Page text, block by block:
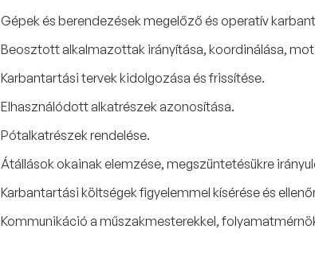
Gépek és berendezések megelőző és operatív
Beosztott alkalmazottak irányítása, koordinálása,
Karbantartási tervek kidolgozása és frissítése.
Elhasználódott alkatrészek azonosítása.
Pótalkatrészek rendelése.
Átállások okainak elemzése, megszüntetésükre
Karbantartási költségek figyelemmel kísérése és
Kommunikáció a műszakmesterekkel,